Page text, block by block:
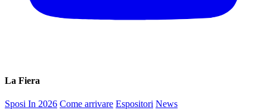
La Fiera
Sposi In 2026 Come arrivare Espositori News